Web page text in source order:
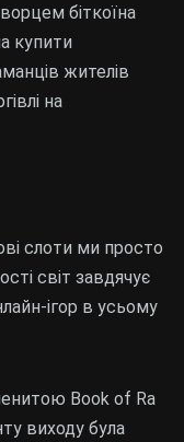
біткоїна
купити
жителів
на
слоти ми просто
світ завдячує
ігор в усьому
Book of Ra
виходу була